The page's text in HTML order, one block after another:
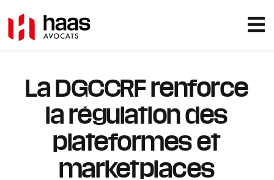
La DGCCRF renforce
la régulation des
plateformes et
marketplaces